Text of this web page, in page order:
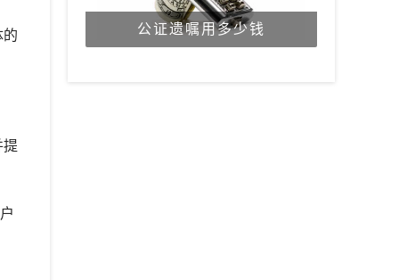
公证遗嘱用多少钱